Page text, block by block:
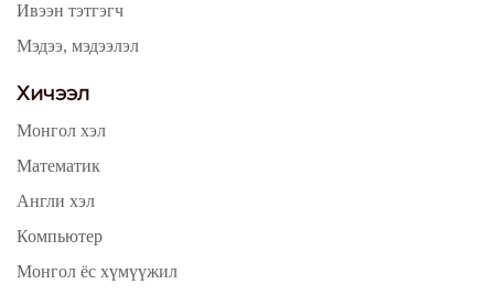
Ивээн тэтгэгч
Мэдээ, мэдээлэл
Хичээл
Монгол хэл
Математик
Англи хэл
Компьютер
Монгол ёс хүмүүжил